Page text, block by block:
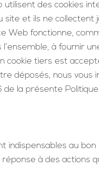
des cookies
et ils ne
fonctionne,
à fournir
cookie tiers est
déposés, nous
la présente Politique.
indispensables au
à des